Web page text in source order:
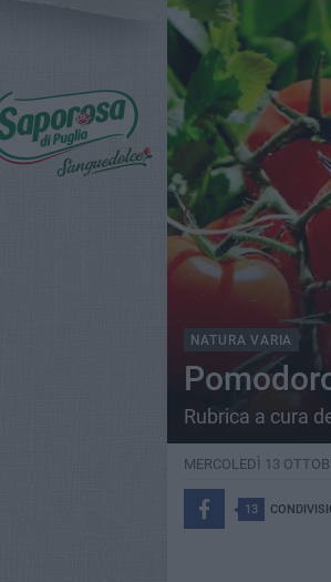
NATURA VARIA
Rubrica a cura
MERCOLEDÌ 13
13